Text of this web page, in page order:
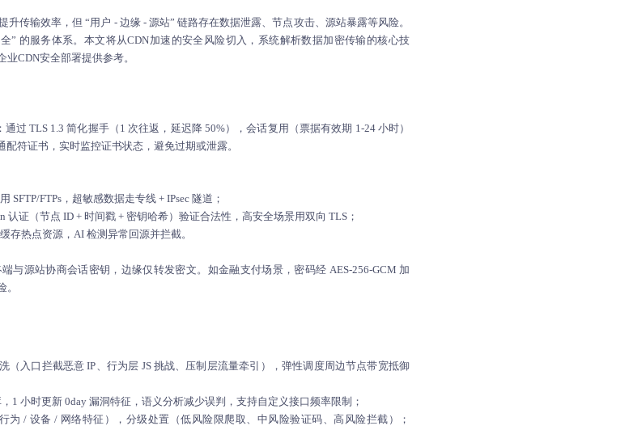
传输效率，但 “用户 - 边缘 - 源站” 链路存在数据泄露、节点攻击、源站暴露等风险。
” 的服务体系。本文将从CDN加速 的安全风险切入，系统解析数据加密传输的核心技
CDN安全部署提供参考。
过 TLS 1.3 简化握手（1 次往返，延迟降 50%），会话复用（票据有效期 1-24 小时）
符证书，实时监控证书状态，避免过期或泄露。
SFTP/FTPs，超敏感数据走专线 + IPsec 隧道；
认证（节点 ID + 时间戳 + 密钥哈希）验证合法性，高安全场景用双向 TLS；
存热点资源，AI 检测异常回源并拦截。
与源站协商会话密钥，边缘仅转发密文。如金融支付场景，密码经 AES-256-GCM 加
（入口拦截恶意 IP、行为层 JS 挑战、压制层流量牵引），弹性调度周边节点带宽抵御
，1 小时更新 0day 漏洞特征，语义分析减少误判，支持自定义接口频率限制；
为 / 设备 / 网络特征），分级处置（低风险限爬取、中风险验证码、高风险拦截）；